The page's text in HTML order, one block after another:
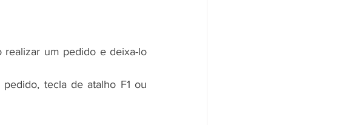
realizar um pedido e deixa-lo
tecla de atalho F1 ou